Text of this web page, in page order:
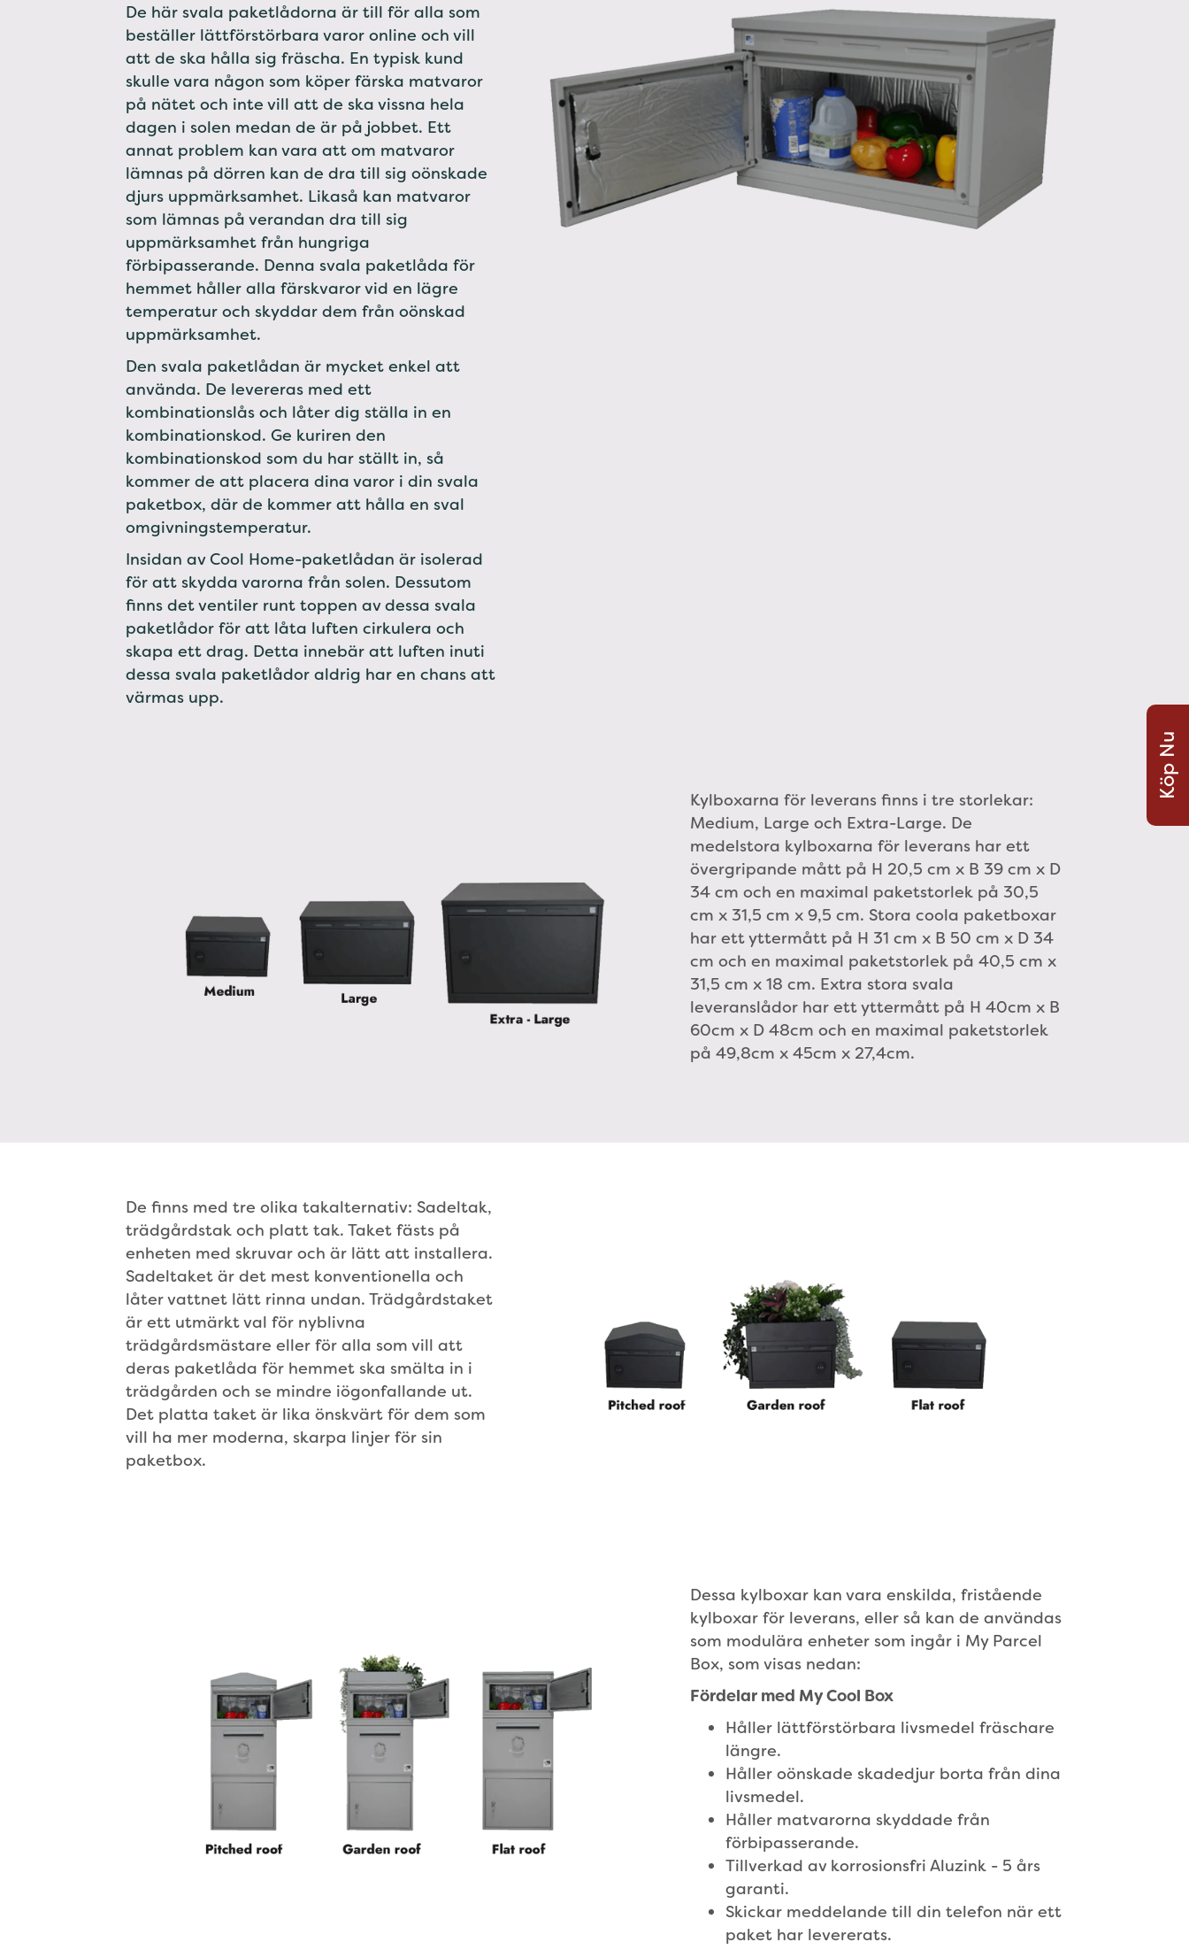
De här svala paketlådorna är till för alla som
beställer lättförstörbara varor online och vill
att de ska hålla sig fräscha. En typisk kund
skulle vara någon som köper färska matvaror
på nätet och inte vill att de ska vissna hela
dagen i solen medan de är på jobbet. Ett
annat problem kan vara att om matvaror
lämnas på dörren kan de dra till sig oönskade
djurs uppmärksamhet. Likaså kan matvaror
som lämnas på verandan dra till sig
uppmärksamhet från hungriga
förbipasserande. Denna svala paketlåda för
hemmet håller alla färskvaror vid en lägre
temperatur och skyddar dem från oönskad
uppmärksamhet.
Den svala paketlådan är mycket enkel att
använda. De levereras med ett
kombinationslås och låter dig ställa in en
kombinationskod. Ge kuriren den
kombinationskod som du har ställt in, så
kommer de att placera dina varor i din svala
paketbox, där de kommer att hålla en sval
omgivningstemperatur.
Insidan av Cool Home-paketlådan är isolerad
för att skydda varorna från solen. Dessutom
finns det ventiler runt toppen av dessa svala
paketlådor för att låta luften cirkulera och
skapa ett drag. Detta innebär att luften inuti
dessa svala paketlådor aldrig har en chans att
värmas upp.
Kylboxarna för leverans finns i tre storlekar:
Medium, Large och Extra-Large. De
medelstora kylboxarna för leverans har ett
övergripande mått på H 20,5 cm x B 39 cm x D
34 cm och en maximal paketstorlek på 30,5
cm x 31,5 cm x 9,5 cm. Stora coola paketboxar
har ett yttermått på H 31 cm x B 50 cm x D 34
cm och en maximal paketstorlek på 40,5 cm x
31,5 cm x 18 cm. Extra stora svala
leveranslådor har ett yttermått på H 40cm x B
60cm x D 48cm och en maximal paketstorlek
på 49,8cm x 45cm x 27,4cm.
De finns med tre olika takalternativ: Sadeltak,
trädgårdstak och platt tak. Taket fästs på
enheten med skruvar och är lätt att installera.
Sadeltaket är det mest konventionella och
låter vattnet lätt rinna undan. Trädgårdstaket
är ett utmärkt val för nyblivna
trädgårdsmästare eller för alla som vill att
deras paketlåda för hemmet ska smälta in i
trädgården och se mindre iögonfallande ut.
Det platta taket är lika önskvärt för dem som
vill ha mer moderna, skarpa linjer för sin
paketbox.
Dessa kylboxar kan vara enskilda, fristående
kylboxar för leverans, eller så kan de användas
som modulära enheter som ingår i My Parcel
Box, som visas nedan:
Fördelar med My Cool Box
Håller lättförstörbara livsmedel fräschare
längre.
Håller oönskade skadedjur borta från dina
livsmedel.
Håller matvarorna skyddade från
förbipasserande.
Tillverkad av korrosionsfri Aluzink - 5 års
garanti.
Skickar meddelande till din telefon när ett
paket har levererats.
Köp Nu